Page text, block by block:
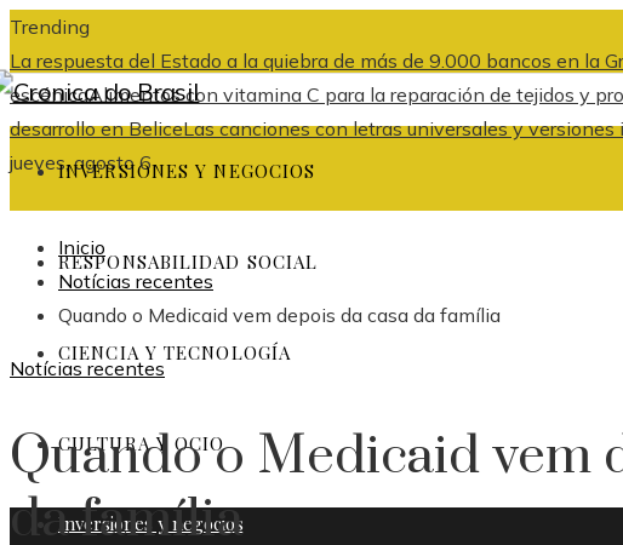
Trending
La respuesta del Estado a la quiebra de más de 9.000 bancos en la
escénicaAlimentos con vitamina C para la reparación de tejidos y
desarrollo en BeliceLas canciones con letras universales y
jueves, agosto 6
INVERSIONES Y NEGOCIOS
RESPONSABILIDAD SOCIAL
CIENCIA Y TECNOLOGÍA
CULTURA Y OCIO
Inversiones y negocios
Inicio
Notícias recentes
Quando o Medicaid vem depois da casa da família
Notícias recentes
Quando o Medicaid vem
da família